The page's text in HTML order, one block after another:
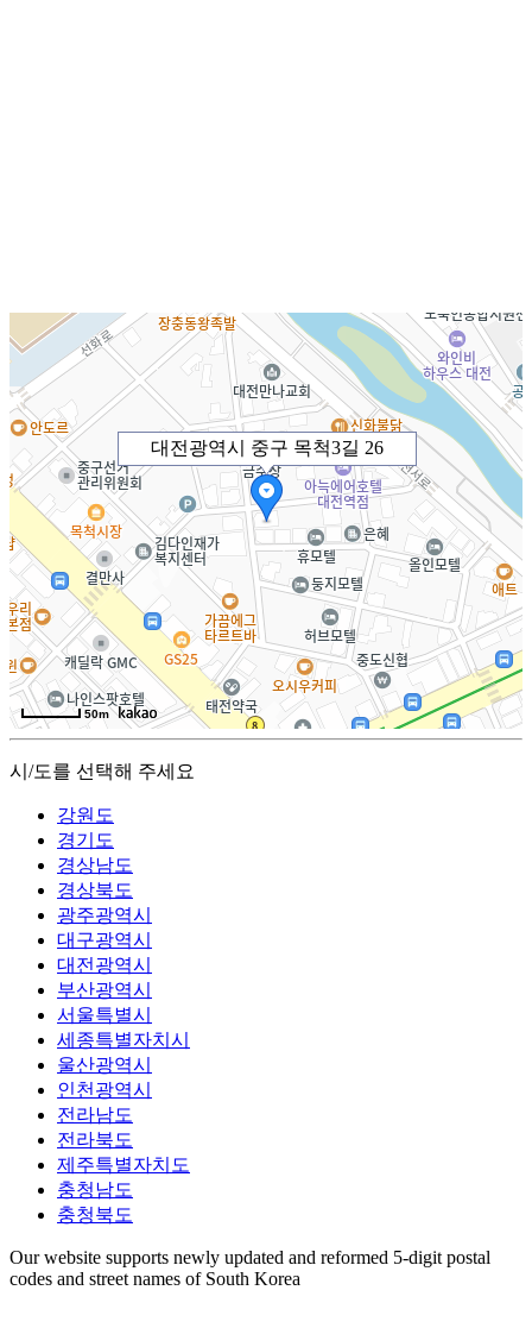
대전광역시 중구 목척3길 26
50m
시/도를 선택해 주세요
강원도
경기도
경상남도
경상북도
광주광역시
대구광역시
대전광역시
부산광역시
서울특별시
세종특별자치시
울산광역시
인천광역시
전라남도
전라북도
제주특별자치도
충청남도
충청북도
Our website supports newly updated and reformed 5-digit postal
codes and street names of South Korea